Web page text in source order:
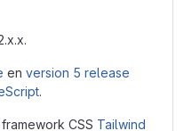
en version 5 release
.
CSS Tailwind